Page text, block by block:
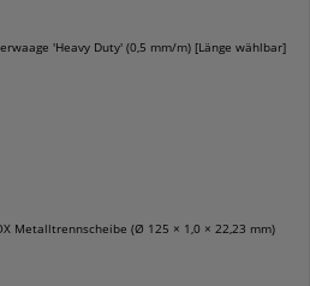
'Heavy Duty' (0,5 mm/m) [Länge wählbar]
Metalltrennscheibe (Ø 125 × 1,0 × 22,23 mm)